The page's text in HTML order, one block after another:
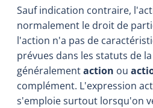
Sauf indication contraire,
normalement le droit de
l'action n'a pas de
prévues dans les statuts de
généralementaction ou
complément. L'expression
s'emploie surtout lorsqu'on